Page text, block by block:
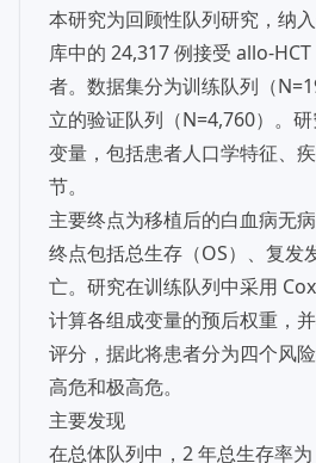
本研究为回顾性队列研究，纳
库中的 24,317 例接受 allo-
者。数据集分为训练队列（
立的验证队列（N=4,760）。
变量，包括患者人口学特征、
节。
主要终点为移植后的白血病无
终点包括总生存（OS）、复发
亡。研究在训练队列中采用
计算各组成变量的预后权重，
评分，据此将患者分为四个风险
高危和极高危。
主要发现
在总体队列中，2 年总生存率